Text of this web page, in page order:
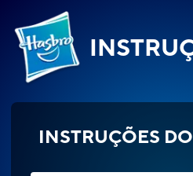
INSTRUÇÕES